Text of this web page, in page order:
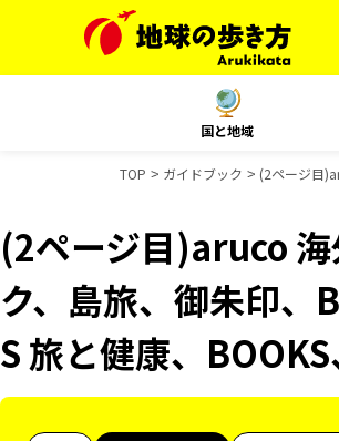
国と地域
TOP ガイドブック (2ページ目
(2ページ目)aruco
ク、島旅、御朱印、
S 旅と健康、